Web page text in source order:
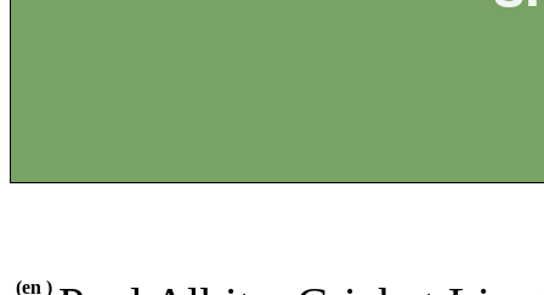
(en )